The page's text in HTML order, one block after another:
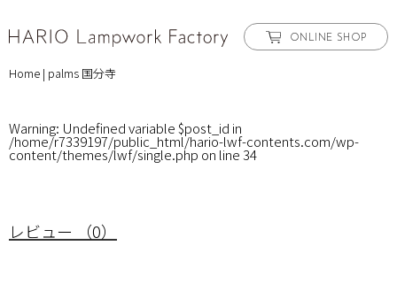
ONLINE SHOP
Home | palms 国分寺
Warning: Undefined variable $post_id in
/home/r7339197/public_html/hario-lwf-contents.com/wp-
content/themes/lwf/single.php on line34
レビュー （0）